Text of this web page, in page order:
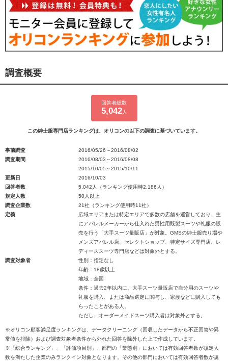
調査概要
回答者総数
5,042人
この紳士服専門店ランキングは、オリコンの以下の調査に基づいています。
事前調査
2016/05/26～2016/08/02
調査期間
2016/08/03～2016/08/08
2015/10/05～2015/10/11
更新日
2016/10/03
回答者数
5,042人（ランキング使用時2,186人）
規定人数
50人以上
調査企業数
21社（ランキング使用時11社）
定義
広域エリアまたは特定エリアで多数の店舗を運営しており、主
にアパレルメーカーから仕入れた男性用既製スーツや礼服の販
売を行う「大手スーツ量販店」が対象。GMSの紳士服売り場や
メンズアパレル店、セレクトショップ、特定サイズ専門店、レ
ディーススーツ専門店などは対象外とする。
調査対象者
性別：指定なし
年齢：18歳以上
地域：全国
条件：過去2年以内に、大手スーツ量販店で自分用のスーツや
礼服を購入、または商品選定に関与し、家族などに購入しても
らったことがある人。
ただし、オーダーメイドスーツ購入者は対象外とする。
※オリコン顧客満足度ランキングは、データクリーニング（回収したデータから不正回答や異
常値を排除）および調査対象者条件から外れた回答を除外した上で作成しています。
※「総合ランキング」、「評価項目別」、部門の「業態別」においては有効回答者数が規定人
数を満たした企業のみランクイン対象となります。その他の部門においては有効回答者数が規